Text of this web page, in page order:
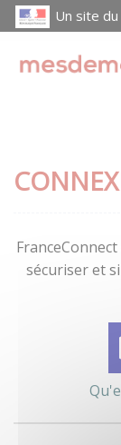
Un site
sécuriser et